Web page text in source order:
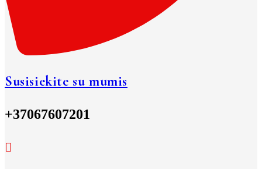
Susisiekite su mumis
+37067607201